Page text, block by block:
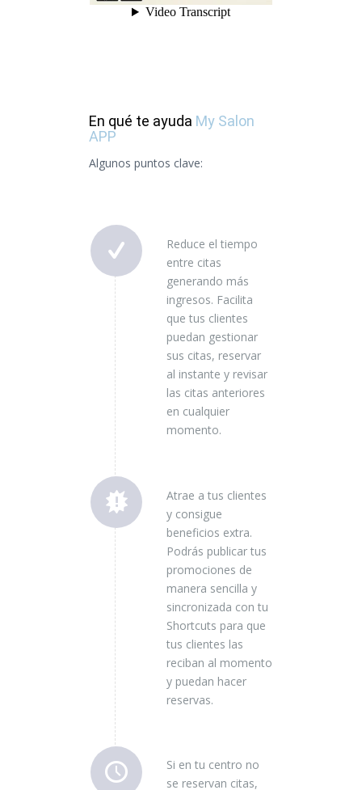
En qué te ayuda My Salon
APP
Algunos puntos clave:
Reduce el tiempo
entre citas
generando más
ingresos. Facilita
que tus clientes
puedan gestionar
sus citas, reservar
al instante y revisar
las citas anteriores
en cualquier
momento.
Atrae a tus clientes
y consigue
beneficios extra.
Podrás publicar tus
promociones de
manera sencilla y
sincronizada con tu
Shortcuts para que
tus clientes las
reciban al momento
y puedan hacer
reservas.
Si en tu centro no
se reservan citas,